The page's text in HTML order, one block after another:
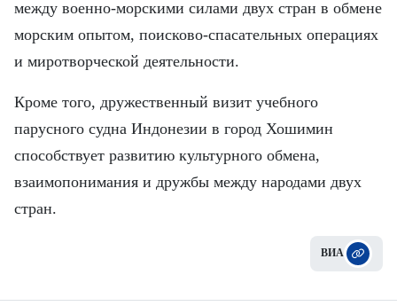
между военно-морскими силами двух стран в обмене
морским опытом, поисково-спасательных операциях
и миротворческой деятельности.
Кроме того, дружественный визит учебного
парусного судна Индонезии в город Хошимин
способствует развитию культурного обмена,
взаимопонимания и дружбы между народами двух
стран.
ВИА